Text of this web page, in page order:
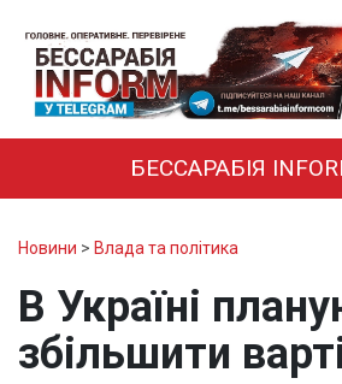
БЕССАРАБІЯ
Новини > Влада та політика
В Україні
збільшити